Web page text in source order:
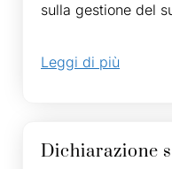
sulla gestione del
Leggi di più
Dichiarazione